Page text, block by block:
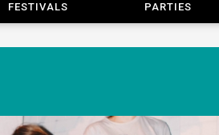
FESTIVALS PARTIES